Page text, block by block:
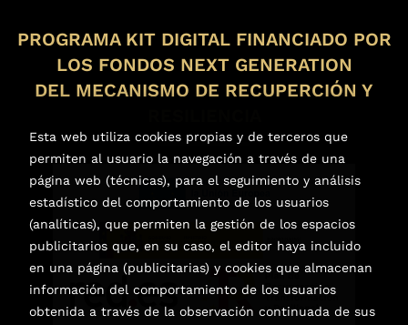
PROGRAMA KIT DIGITAL FINANCIADO POR
LOS FONDOS NEXT GENERATION
DEL MECANISMO DE RECUPERCIÓN Y
Esta web utiliza cookies propias y de terceros que
permiten al usuario la navegación a través de una
página web (técnicas), para el seguimiento y análisis
estadístico del comportamiento de los usuarios
(analíticas), que permiten la gestión de los espacios
publicitarios que, en su caso, el editor haya incluido
en una página (publicitarias) y cookies que almacenan
información del comportamiento de los usuarios
obtenida a través de la observación continuada de sus